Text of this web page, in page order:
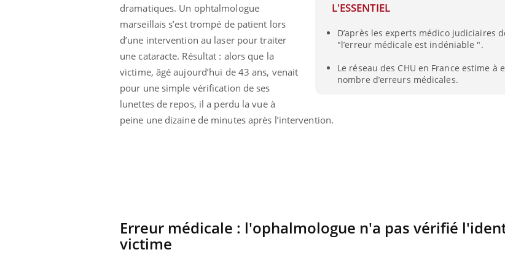
L'ESSENTIEL
D’après les experts médico judiciaires
"l’erreur médicale est indéniable ".
Le réseau des CHU en France estime à
nombre d’erreurs médicales.
dramatiques. Un ophtalmologue
marseillais s’est trompé de patient lors
d’une intervention au laser pour traiter
une cataracte. Résultat : alors que la
victime, âgé aujourd’hui de 43 ans, venait
pour une simple vérification de ses
lunettes de repos, il a perdu la vue à
peine une dizaine de minutes après l’intervention.
Erreur médicale : l'ophalmologue n'a pas vérifié
victime
Fortes chaleurs :
noyade grimpe-t-il ?
cancer ?